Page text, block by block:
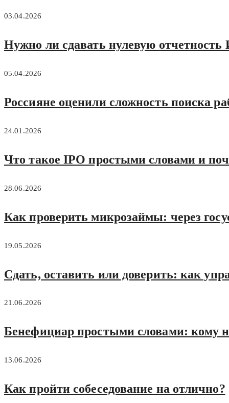
03.04.2026
Нужно ли сдавать нулевую
05.04.2026
Россияне оценили сложность поиска
24.01.2026
Что такое IPO простыми словами и
28.06.2026
Как проверить микрозаймы: через
19.05.2026
Сдать, оставить или доверить: как
21.06.2026
Бенефициар простыми словами: кому
13.06.2026
Как пройти собеседование на отлично?